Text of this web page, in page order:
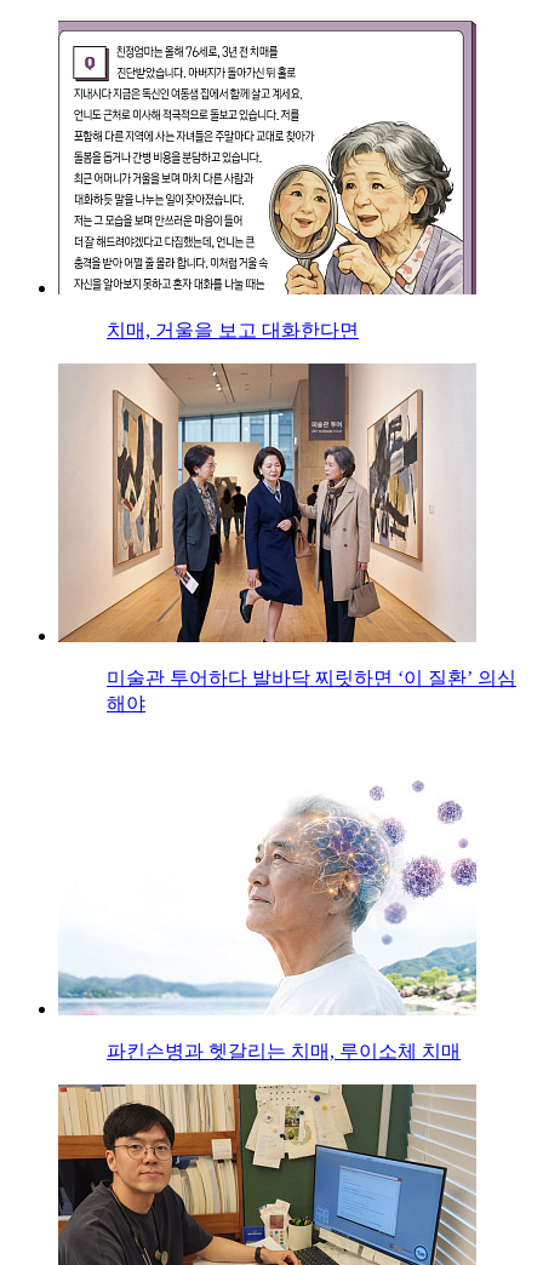
치매, 거울을 보고 대화한다면
미술관 투어하다 발바닥 찌릿하면 ‘이 질환’ 의심
해야
파킨슨병과 헷갈리는 치매, 루이소체 치매